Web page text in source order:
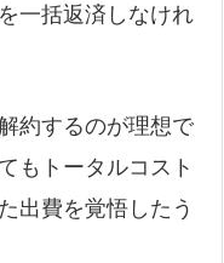
一括返済しなけれ
約するのが理想で
もトータルコスト
出費を覚悟したう